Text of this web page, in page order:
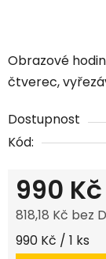
Obrazové
čtverec,
Dostupnost
Kód:
990 Kč
818,18 Kč bez
Měrná cena:
990 Kč / 1 ks